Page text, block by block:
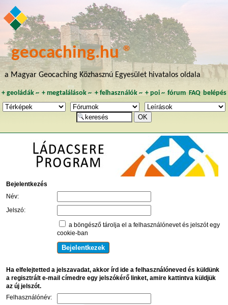
geocaching.hu ®
a Magyar Geocaching Közhasznú Egyesület hivatalos oldala
+ geoládák~ +megtalálások ~ + felhasználók~ + poi~ fórum FAQ belépés
Bejelentkezés
Név:
Jelszó:
a böngésző tárolja el a felhasználónevet és jelszót egy
cookie-ban
Ha elfelejtetted a jelszavadat, akkor írd ide a felhasználóneved és küldünk
a regisztrált e-mail címedre egy jelszókérő linket, amire kattintva küldjük
az új jelszót.
Felhasználónév: